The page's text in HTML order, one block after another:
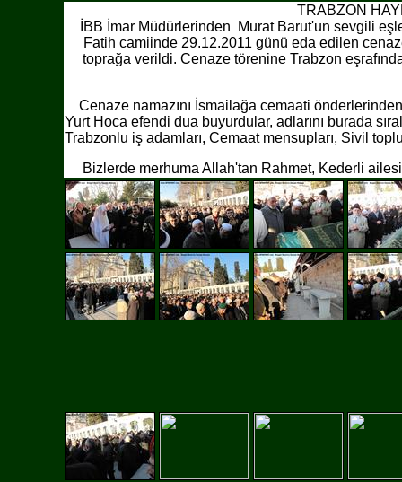
TRABZON
İBB İmar Müdürlerinden Murat Barut'un sevgili
Fatih camiinde 29.12.2011 günü eda edilen
toprağa verildi. Cenaze törenine Trabzon
Cenaze namazını İsmailağa cemaati
Yurt Hoca efendi dua buyurdular, adlarını burada
Trabzonlu iş adamları, Cemaat mensupları, Sivil
Bizlerde merhuma Allah'tan Rahmet, Kederli